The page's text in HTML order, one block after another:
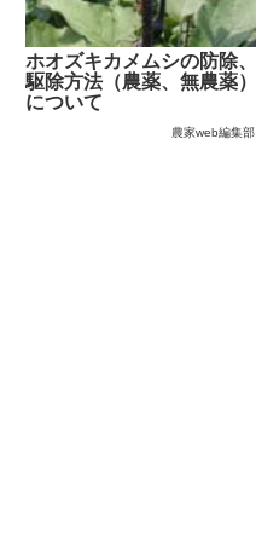
ホオズキカメムシの防除、
駆除方法（農薬、無農薬）
について
農家web編集部